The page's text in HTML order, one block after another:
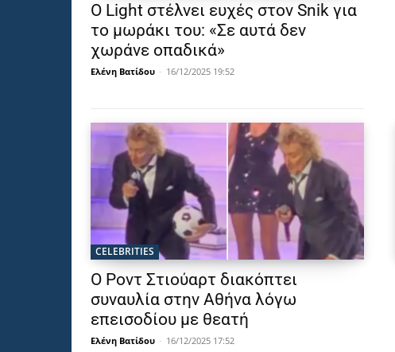
Ο Light στέλνει ευχές στον Snik για
το μωράκι του: «Σε αυτά δεν
χωράνε οπαδικά»
Ελένη Βατίδου - 16/12/2025 19:52
CELEBRITIES
Ο Ροντ Στιούαρτ διακόπτει
συναυλία στην Αθήνα λόγω
επεισοδίου με θεατή
Ελένη Βατίδου - 16/12/2025 17:52